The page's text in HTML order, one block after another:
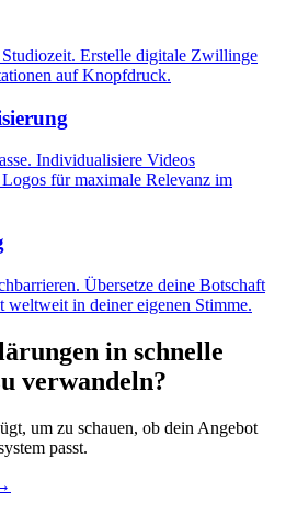
Studiozeit. Erstelle digitale Zwillinge
auf Knopfdruck.
Individualisiere Videos
für maximale Relevanz im
Übersetze deine Botschaft
in deiner eigenen Stimme.
in schnelle
verwandeln?
um zu schauen, ob dein Angebot
passt.